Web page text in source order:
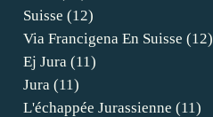
Suisse (12)
Via Francigena En Suisse (12)
Ej Jura (11)
Jura (11)
L'échappée Jurassienne (11)